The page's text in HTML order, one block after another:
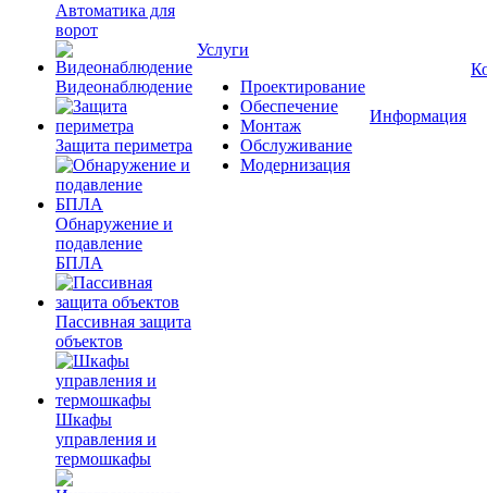
Автоматика для
ворот
Видеонаблюдение
Защита периметра
Обнаружение и
подавление
БПЛА
Пассивная защита
объектов
Шкафы
управления и
термошкафы
Услуги
Проектирование
Обеспечение
Монтаж
Обслуживание
Модернизация
Информация